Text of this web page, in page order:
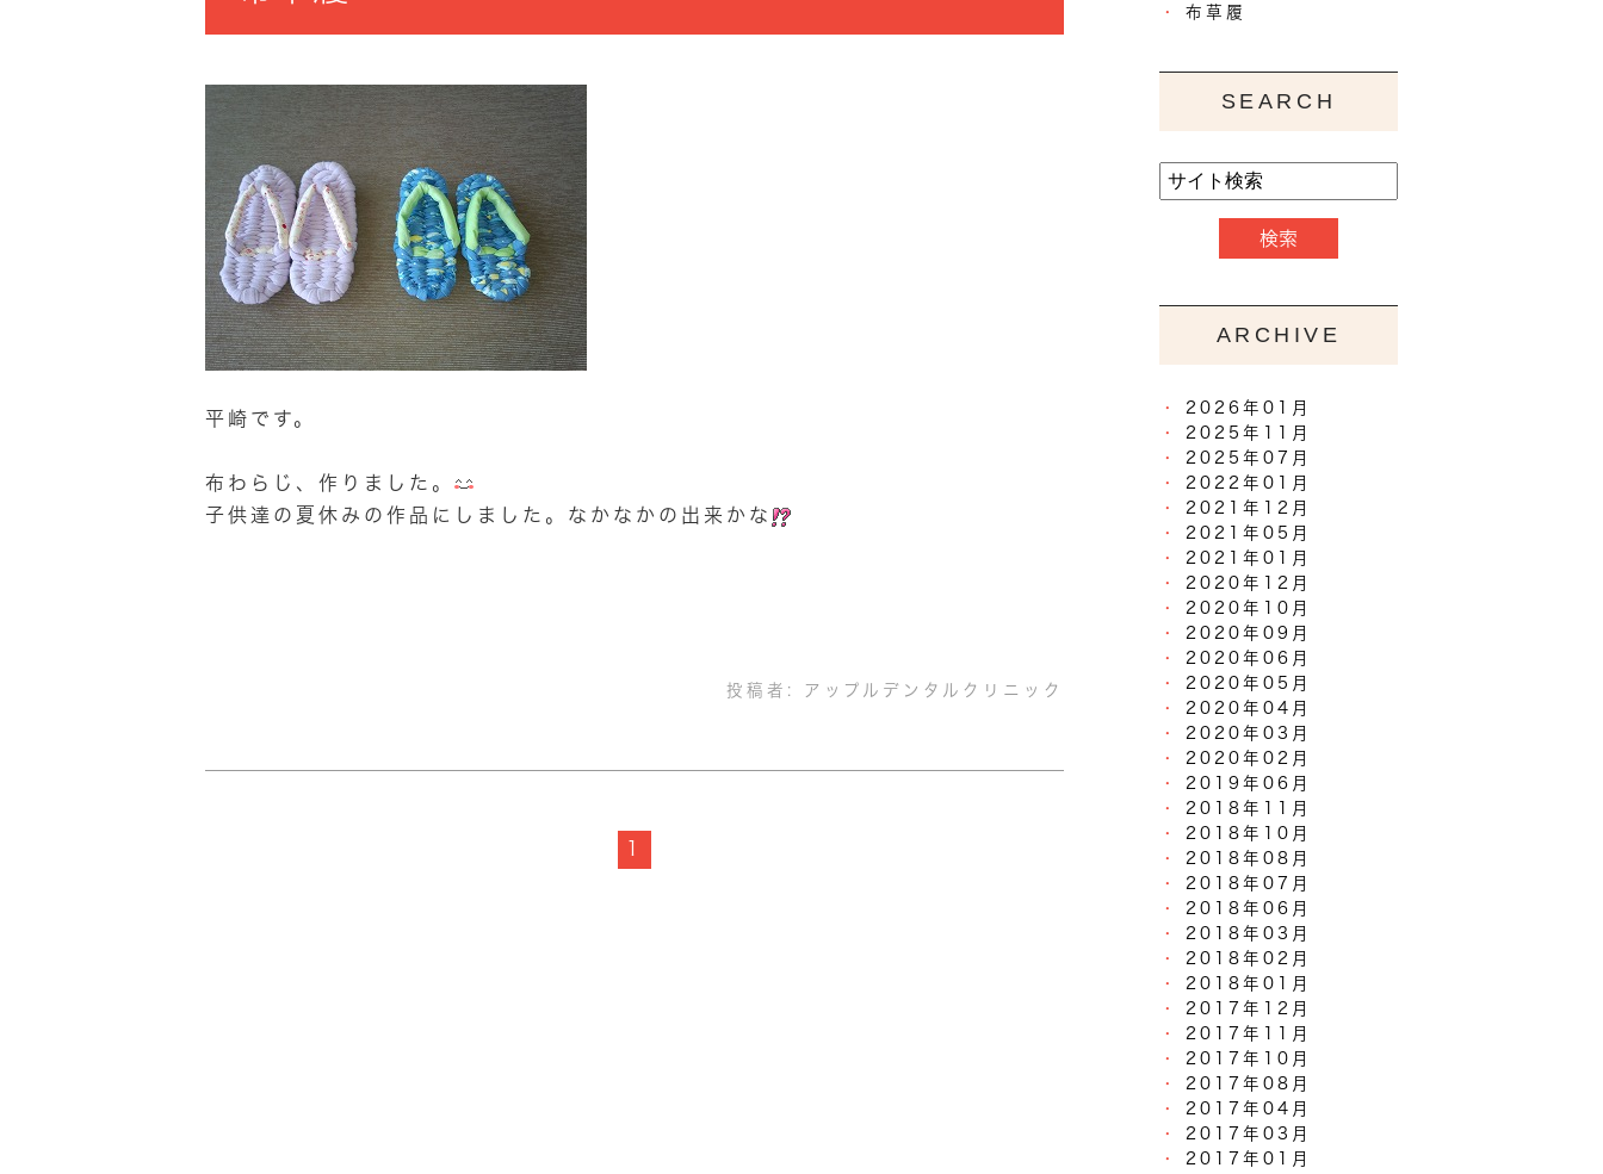
平崎です。
布わらじ、作りました。
子供達の夏休みの作品にしました。なかなかの出来かな
投稿者: アップルデンタルクリニック
1
布草履
SEARCH
ARCHIVE
2026年01月
2025年11月
2025年07月
2022年01月
2021年12月
2021年05月
2021年01月
2020年12月
2020年10月
2020年09月
2020年06月
2020年05月
2020年04月
2020年03月
2020年02月
2019年06月
2018年11月
2018年10月
2018年08月
2018年07月
2018年06月
2018年03月
2018年02月
2018年01月
2017年12月
2017年11月
2017年10月
2017年08月
2017年04月
2017年03月
2017年01月